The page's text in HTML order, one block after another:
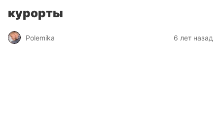
курорты
Polemika 6 лет назад